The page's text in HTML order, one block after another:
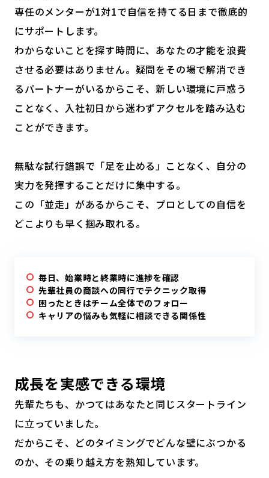
専任のメンターが1対1で自信を持てる日まで徹底的
にサポートします。
わからないことを探す時間に、あなたの才能を浪費
させる必要はありません。疑問をその場で解消でき
るパートナーがいるからこそ、新しい環境に戸惑う
ことなく、入社初日から迷わずアクセルを踏み込む
ことができます。
無駄な試行錯誤で「足を止める」ことなく、自分の
実力を発揮することだけに集中する。
この「並走」があるからこそ、プロとしての自信を
どこよりも早く掴み取れる。
毎日、始業時と終業時に進捗を確認
先輩社員の商談への同行でテクニック取得
困ったときはチーム全体でのフォロー
キャリアの悩みも気軽に相談できる関係性
成長を実感できる環境
先輩たちも、かつてはあなたと同じスタートライン
に立っていました。
だからこそ、どのタイミングでどんな壁にぶつかる
のか、その乗り越え方を熟知しています。